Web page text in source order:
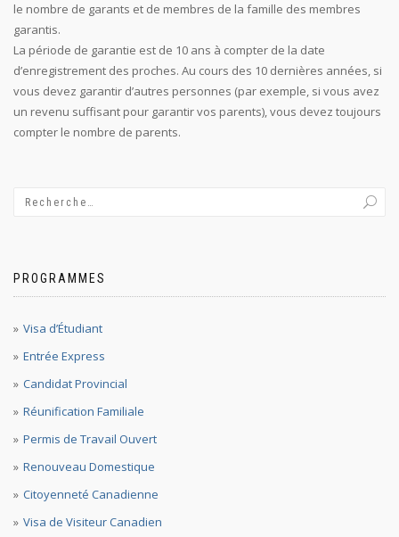
le nombre de garants et de membres de la famille des membres
garantis.
La période de garantie est de 10 ans à compter de la date
d’enregistrement des proches. Au cours des 10 dernières années, si
vous devez garantir d’autres personnes (par exemple, si vous avez
un revenu suffisant pour garantir vos parents), vous devez toujours
compter le nombre de parents.
PROGRAMMES
Visa d’Étudiant
Entrée Express
Candidat Provincial
Réunification Familiale
Permis de Travail Ouvert
Renouveau Domestique
Citoyenneté Canadienne
Visa de Visiteur Canadien